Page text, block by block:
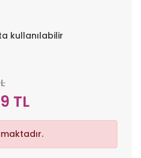
kullanılabilir
TL